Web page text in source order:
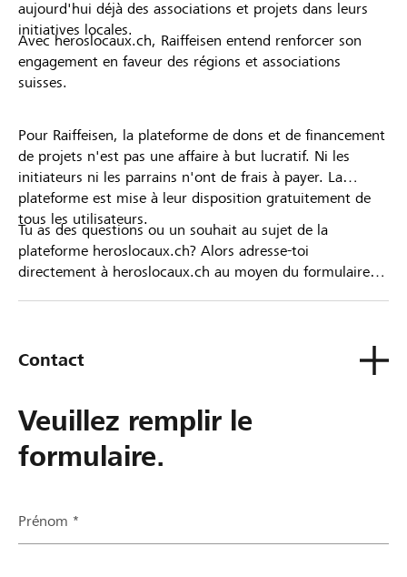
aujourd'hui déjà des associations et projets dans leurs
initiatives locales.
Avec heroslocaux.ch, Raiffeisen entend renforcer son
engagement en faveur des régions et associations
suisses.
Pour Raiffeisen, la plateforme de dons et de financement
de projets n'est pas une affaire à but lucratif. Ni les
initiateurs ni les parrains n'ont de frais à payer. La
plateforme est mise à leur disposition gratuitement de
tous les utilisateurs.
Tu as des questions ou un souhait au sujet de la
plateforme heroslocaux.ch? Alors adresse-toi
directement à heroslocaux.ch au moyen du formulaire
Contact
Veuillez remplir le
formulaire.
Prénom *